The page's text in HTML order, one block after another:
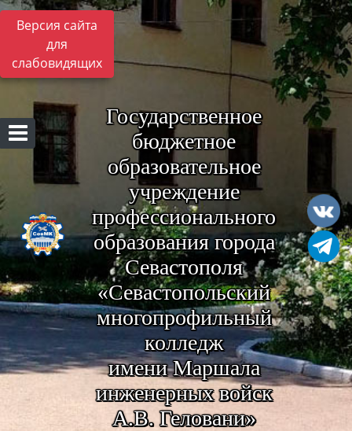
Версия сайта
для
слабовидящих
Государственное
бюджетное
образовательное
учреждение
профессионального
образования города
Севастополя
«Севастопольский
многопрофильный
колледж
имени Маршала
инженерных войск
А.В. Геловани»